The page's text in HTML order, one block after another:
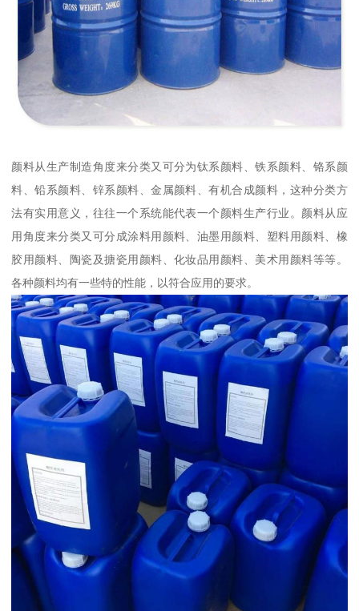
颜料从生产制造角度来分类又可分为钛系颜料、铁系颜料、铬系颜
料、铅系颜料、锌系颜料、金属颜料、有机合成颜料，这种分类方
法有实用意义，往往一个系统能代表一个颜料生产行业。颜料从应
用角度来分类又可分成涂料用颜料、油墨用颜料、塑料用颜料、橡
胶用颜料、陶瓷及搪瓷用颜料、化妆品用颜料、美术用颜料等等。
各种颜料均有一些特的性能，以符合应用的要求。